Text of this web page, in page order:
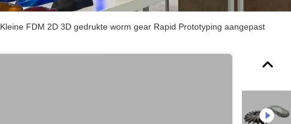
Kleine FDM 2D 3D gedrukte worm gear Rapid Prototyping aangepast